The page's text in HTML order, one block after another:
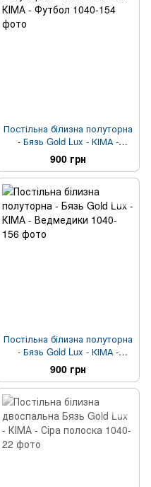
Постільна білизна полуторна
- Бязь Gold Lux - КІМА -
Футбол
900 грн
Постільна білизна полуторна
- Бязь Gold Lux - КІМА -
Ведмедики
900 грн